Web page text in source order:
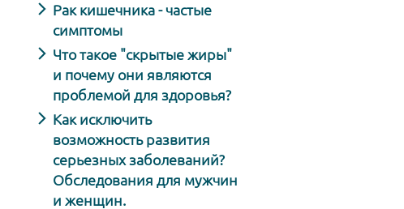
Рак кишечника - частые
симптомы
Что такое "скрытые жиры"
и почему они являются
проблемой для здоровья?
Как исключить
возможность развития
серьезных заболеваний?
Обследования для мужчин
и женщин.